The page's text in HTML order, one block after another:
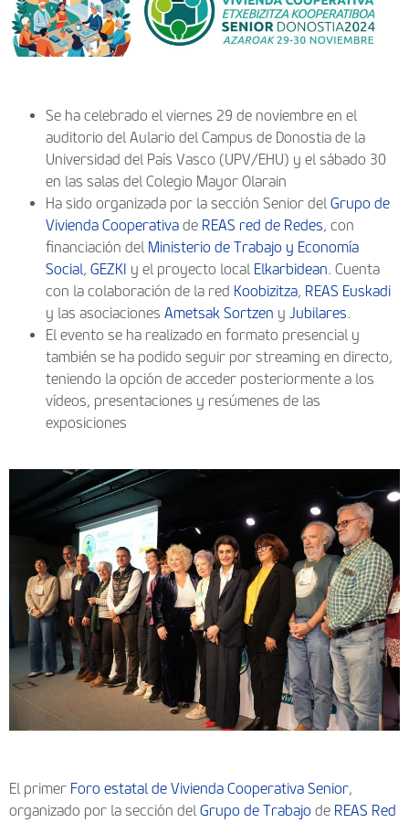
Se ha celebrado el viernes 29 de noviembre en el
auditorio del Aulario del Campus de Donostia de la
Universidad del País Vasco (UPV/EHU) y el sábado 30
en las salas del Colegio Mayor Olarain
Ha sido organizada por la sección Senior del Grupo de
Vivienda Cooperativa de REAS red de Redes, con
financiación del Ministerio de Trabajo y Economía
Social, GEZKI y el proyecto local Elkarbidean. Cuenta
con la colaboración de la red Koobizitza, REAS Euskadi
y las asociaciones Ametsak Sortzen y Jubilares.
El evento se ha realizado en formato presencial y
también se ha podido seguir por streaming en directo,
teniendo la opción de acceder posteriormente a los
vídeos, presentaciones y resúmenes de las
exposiciones
El primer Foro estatal de Vivienda Cooperativa Senior,
organizado por la sección del Grupo de Trabajo de REAS Red